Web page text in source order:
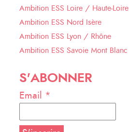
Ambition ESS Loire / Haute-Loire
Ambition ESS Nord Isère
Ambition ESS Lyon / Rhône
Ambition ESS Savoie Mont Blanc
S'ABONNER
Email *